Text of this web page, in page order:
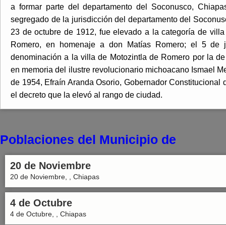
a formar parte del departamento del Soconusco,
segregado de la jurisdicción del departamento del
23 de octubre de 1912, fue elevado a la categoría de
Romero, en homenaje a don Matías Romero; el 5
denominación a la villa de Motozintla de Romero por la
en memoria del ilustre revolucionario michoacano Ismael
de 1954, Efraín Aranda Osorio, Gobernador Constitucional
el decreto que la elevó al rango de ciudad.
Poblaciones del Municipio de
20 de Noviembre
20 de Noviembre, , Chiapas
4 de Octubre
4 de Octubre, , Chiapas